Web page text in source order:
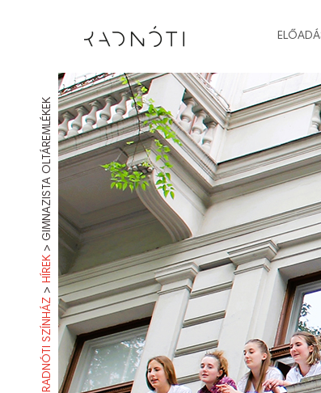
RADNÓTI SZÍNHÁZ
>
HÍREK
>
GIMNAZISTA OLTÁREMLÉKEK